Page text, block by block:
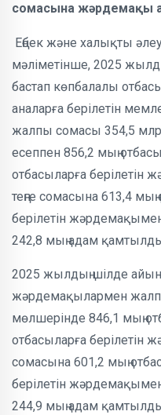
сомасына жәрдемақы
Еңбек және халықты
мәліметінше, 2025
бастап көпбалалы
аналарға берілетін
жалпы сомасы 354,5
есеппен 856,2 мың
отбасыларға
теңге сомасына 613,4
берілетін
242,8 мың адам
2025 жылдың шілде
жәрдемақылармен
мөлшерінде 846,1 мың
отбасыларға берілетін
сомасына 601,2 мың
берілетін
244,9 мың адам